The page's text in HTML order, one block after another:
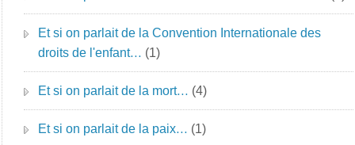
Et si on parlait de la Convention Internationale des
droits de l'enfant… (1)
Et si on parlait de la mort… (4)
Et si on parlait de la paix… (1)